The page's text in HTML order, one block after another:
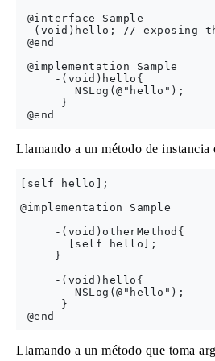
@interface Sample
-(void)hello; // exposing
@end
@implementation Sample
     -(void)hello{
        NSLog(@"hello");
      }
Llamando a un método de instancia
[self hello];
@implementation Sample
     -(void)otherMethod{
       [self hello];
     }
     -(void)hello{
        NSLog(@"hello");
      }
Llamando a un método que toma